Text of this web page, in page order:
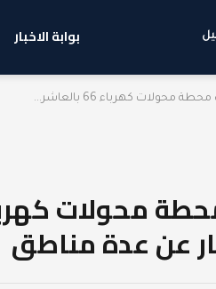
بوابة الاخبار
كهرباء 66 بالعاشر...
عن عدة مناطق